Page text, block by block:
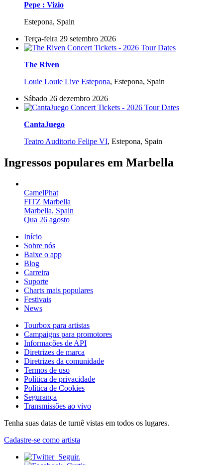
Pepe : Vizio
Estepona, Spain
Terça-feira 29 setembro 2026
The Riven
Louie Louie Live Estepona, Estepona, Spain
Sábado 26 dezembro 2026
CantaJuego
Teatro Auditorio Felipe VI, Estepona, Spain
Ingressos populares em Marbella
CamelPhat
FITZ Marbella
Marbella, Spain
Qua 26 agosto
Início
Sobre nós
Baixe o app
Blog
Carreira
Suporte
Charts mais populares
Festivais
News
Tourbox para artistas
Campaigns para promotores
Informações de API
Diretrizes de marca
Diretrizes da comunidade
Termos de uso
Política de privacidade
Política de Cookies
Segurança
Transmissões ao vivo
Tenha suas datas de turnê vistas em todos os lugares.
Cadastre-se como artista
Seguir.